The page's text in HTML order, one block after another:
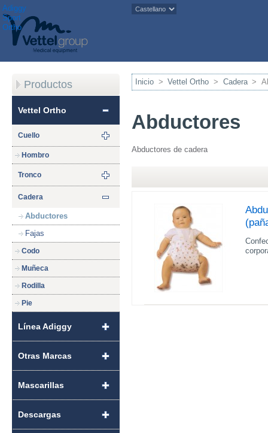
Adiggy
Sport
Ortho
Productos
Vettel Ortho
Cuello
Hombro
Tronco
Cadera
Abductores
Fajas
Codo
Muñeca
Rodilla
Pie
Línea Adiggy
Otras Marcas
Mascarillas
Descargas
Inicio > Vettel Ortho > Cadera >
Abductores
Abductores de cadera